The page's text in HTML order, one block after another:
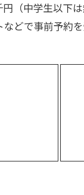
（中学生以下
どで事前予約